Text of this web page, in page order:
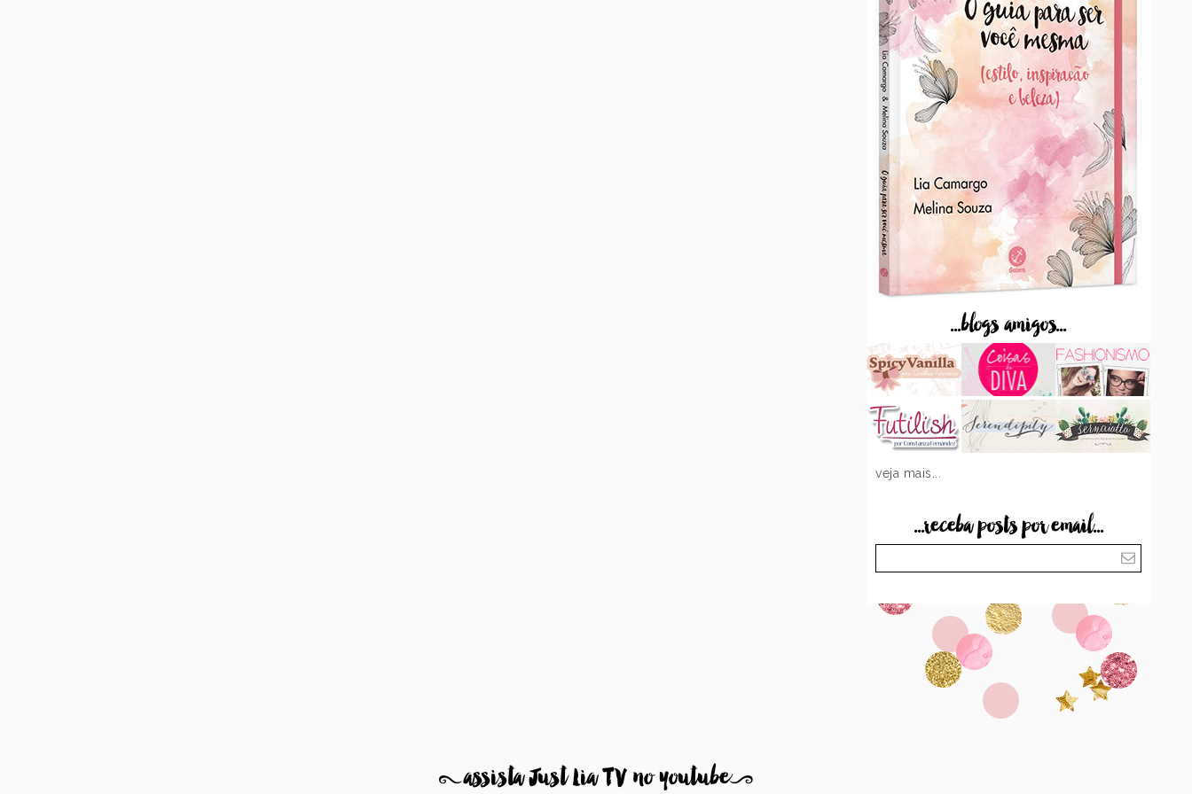
...blogs amigos...
veja mais...
...receba posts por email...
8assista Just Lia TV no youtube9